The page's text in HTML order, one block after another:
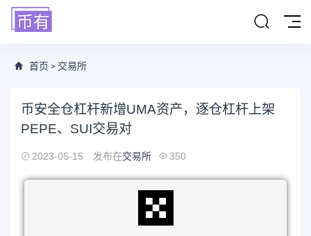
首页 > 交易所
币安全仓杠杆新增UMA资产，逐仓杠杆上架
PEPE、SUI交易对
2023-05-15 发布在交易所 350